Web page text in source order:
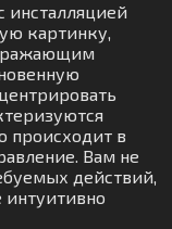
картинку,
происходит в
Вам не
действий,
интуитивно